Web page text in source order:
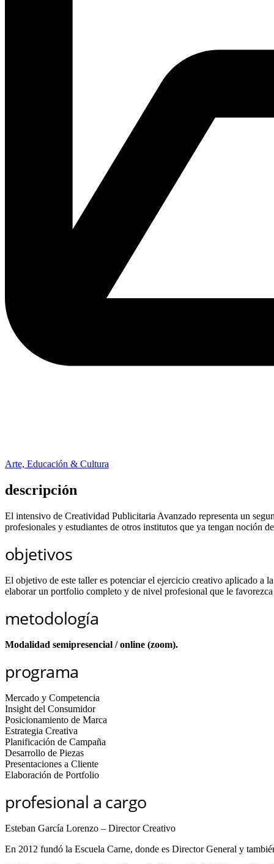
Arte, Educación & Cultura
descripción
El intensivo de Creatividad Publicitaria Avanzado representa un
profesionales y estudiantes de otros institutos que ya tengan noción
objetivos
El objetivo de este taller es potenciar el ejercicio creativo aplicado a
elaborar un portfolio completo y de nivel profesional que le
metodología
Modalidad semipresencial / online (zoom).
programa
Mercado y Competencia
Insight del Consumidor
Posicionamiento de Marca
Estrategia Creativa
Planificación de Campaña
Desarrollo de Piezas
Presentaciones a Cliente
Elaboración de Portfolio
profesional a cargo
Esteban García Lorenzo – Director Creativo
En 2012 fundó la Escuela Carne, donde es Director General y